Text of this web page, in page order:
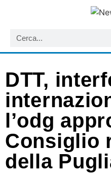
DTT,
l’odg
Consiglio
della